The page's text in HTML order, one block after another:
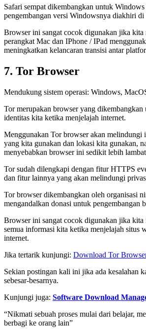
Safari sempat dikembangkan untuk
pengembangan versi Windowsnya diakhiri di
Browser ini sangat cocok digunakan jika kita
perangkat Mac dan IPhone / IPad
meningkatkan kelancaran transisi antar
7. Tor Browser
Mendukung sistem operasi: Windows,
Tor merupakan browser yang dikembangkan
identitas kita ketika menjelajah internet.
Menggunakan Tor browser akan melindungi
yang kita gunakan dan lokasi kita gunakan,
menyebabkan browser ini sedikit lebih
Tor sudah dilengkapi dengan fitur HTTPS
dan fitur lainnya yang akan melindungi
Tor browser dikembangkan oleh organisasi
mengandalkan donasi untuk pengembangan
Browser ini sangat cocok digunakan jika
semua informasi kita ketika menjelajah situs
internet.
Jika tertarik kunjungi: Download Tor
Sekian postingan kali ini jika ada kesalahan
sebesar-besarnya.
Kunjungi juga: Software Download
“Nikmati sebuah proses mulai dari belajar,
berbagi ke orang lain”